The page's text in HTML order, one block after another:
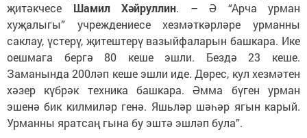
җитәкчесе Шамил Хәйруллин. – Ә “Арча урман
хуҗалыгы” учреждениесе хезмәткәрләре урманны
саклау, үстерү, җитештерү вазыйфаларын башкара. Ике
оешмага бергә 80 кеше эшли. Бездә 23 кеше.
Заманында 200ләп кеше эшли иде. Дөрес, кул хезмәтен
хәзер күбрәк техника башкара. Әмма бүген урман
эшенә бик килмиләр генә. Яшьләр шәһәр ягын карый.
Урманны яратсаң гына бу эштә эшләп була”.